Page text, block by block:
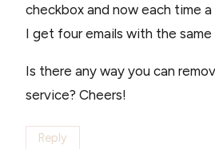
checkbox and now each time
I get four emails with the same
Is there any way you can
service? Cheers!
Reply